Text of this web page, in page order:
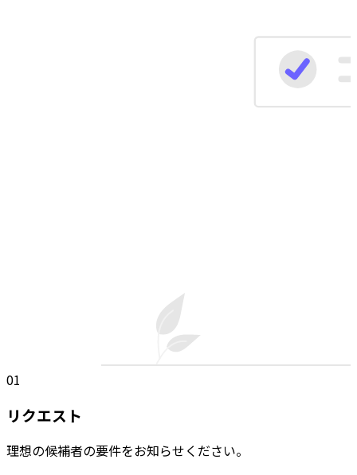
01
リクエスト
理想の候補者の要件をお知らせください。